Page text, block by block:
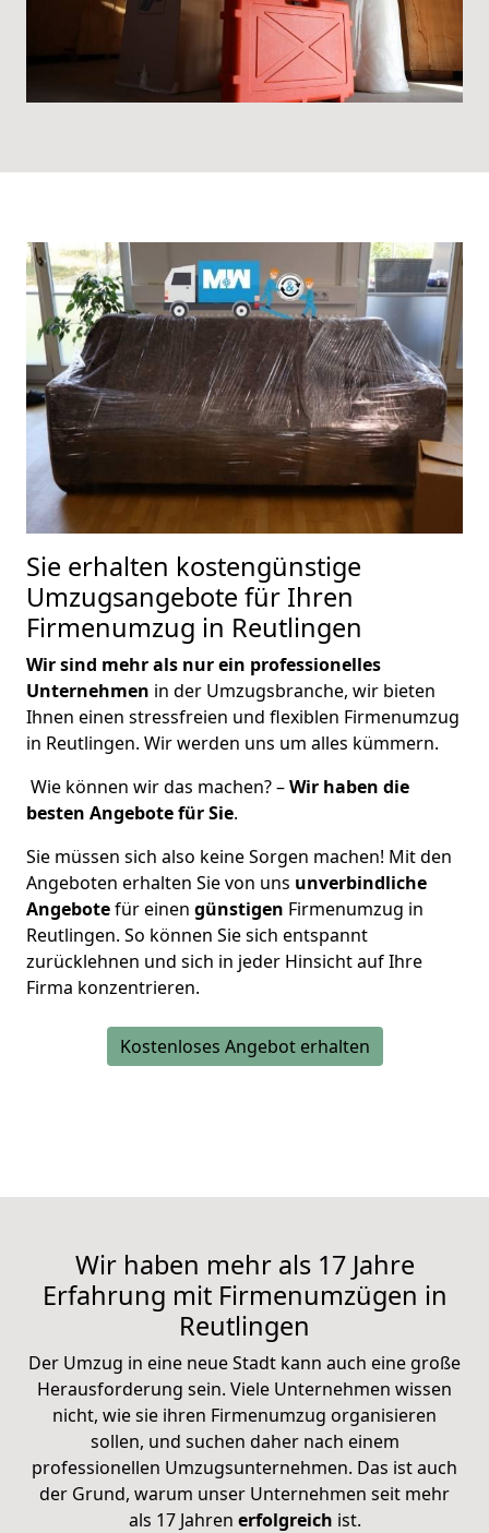
Sie erhalten kostengünstige
Umzugsangebote für Ihren
Firmenumzug in Reutlingen
Wir sind mehr als nur ein professionelles
Unternehmen in der Umzugsbranche, wir bieten
Ihnen einen stressfreien und flexiblen Firmenumzug
in Reutlingen. Wir werden uns um alles kümmern.
Wie können wir das machen? –Wir haben die
besten Angebote für Sie.
Sie müssen sich also keine Sorgen machen! Mit den
Angeboten erhalten Sie von uns unverbindliche
Angebotefür einen günstigen Firmenumzug in
Reutlingen. So können Sie sich entspannt
zurücklehnen und sich in jeder Hinsicht auf Ihre
Firma konzentrieren.
Kostenloses Angebot erhalten
Wir haben mehr als 17 Jahre
Erfahrung mit Firmenumzügen in
Reutlingen
Der Umzug in eine neue Stadt kann auch eine große
Herausforderung sein. Viele Unternehmen wissen
nicht, wie sie ihren Firmenumzug organisieren
sollen, und suchen daher nach einem
professionellen Umzugsunternehmen. Das ist auch
der Grund, warum unser Unternehmen seit mehr
als 17 Jahren erfolgreich ist.